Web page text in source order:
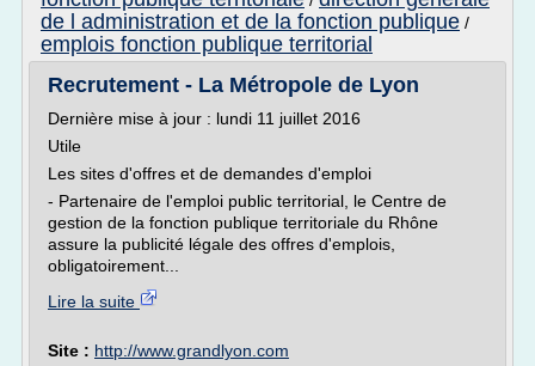
de l administration et de la fonction publique /
emplois fonction publique territorial
Recrutement - La Métropole de Lyon
Dernière mise à jour : lundi 11 juillet 2016
Utile
Les sites d'offres et de demandes d'emploi
- Partenaire de l'emploi public territorial, le Centre de
gestion de la fonction publique territoriale du Rhône
assure la publicité légale des offres d'emplois,
obligatoirement...
Lire la suite
Site : http://www.grandlyon.com